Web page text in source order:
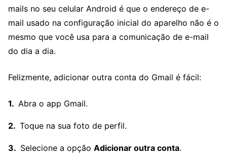
mails no seu celular Android é que o endereço de e-
mail usado na configuração inicial do aparelho não é o
mesmo que você usa para a comunicação de e-mail
do dia a dia.
Felizmente, adicionar outra conta do Gmail é fácil:
Abra o app Gmail.
Toque na sua foto de perfil.
Selecione a opção Adicionar outra conta.